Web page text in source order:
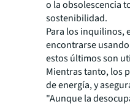
o la obsolescencia
sostenibilidad.
Para los inquilinos,
encontrarse
estos últimos son
Mientras tanto, los
de energía, y
"Aunque la